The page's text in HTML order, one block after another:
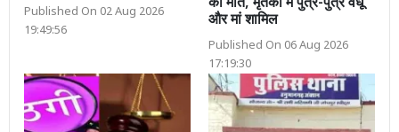
Published On 02 Aug 2026
19:49:56
और मां शामिल
Published On 06 Aug 2026
17:19:30